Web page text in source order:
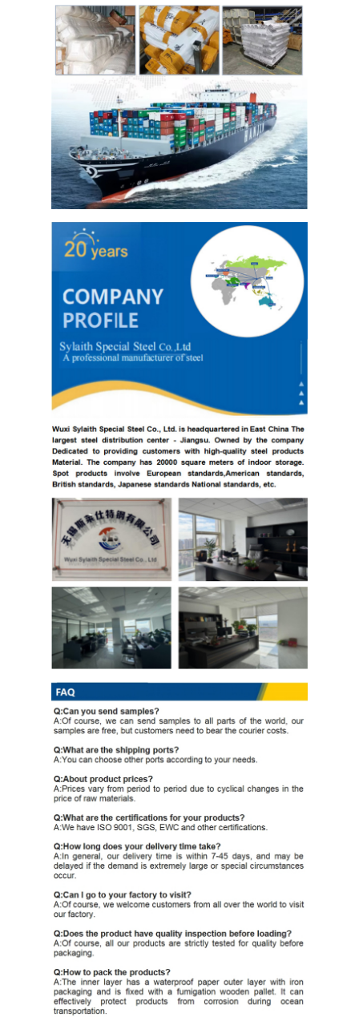
درباره ما
بازدید از کارخانه
تماس با ما
اخبار
ورق فولادی ضد زنگ نورد سرد
کلاف فولاد ضد زنگ نورد سرد
ورق فولادی ضد زنگ نورد گرم
کویل فولاد ضد زنگ نورد گرم
لوله فولادی ضد زنگ 304
ورق فولاد ضد زنگ 316L
لوله فولادی ضد زنگ 316L
2205 صفحه فولاد ضد زنگ
فلز ضد زنگ پولیش شده
لوله فولادی ضد زنگ تزئینی
میله فولادی ضد زنگ
جنس آلومینیوم
مواد مسی
کویل فولادی گالوانیزه Ppgi